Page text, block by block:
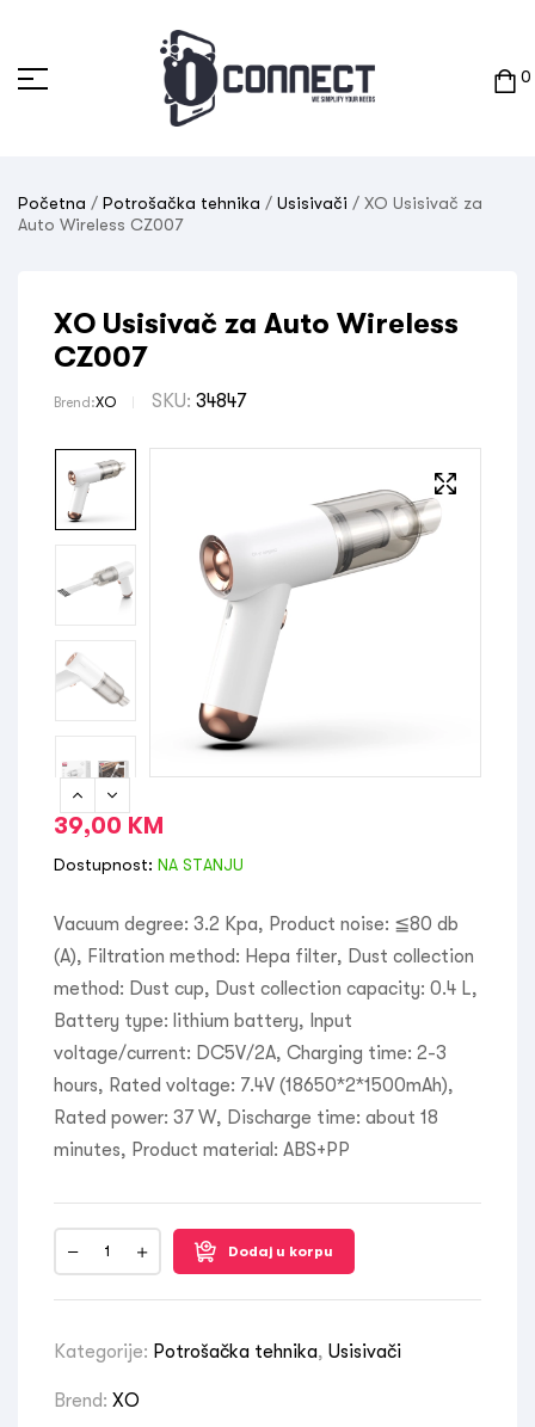
0
Početna / Potrošačka tehnika / Usisivači / XO Usisivač za
Auto Wireless CZ007
XO Usisivač za Auto Wireless
CZ007
Brend:XO SKU: 34847
39,00 KM
Dostupnost: NA STANJU
Vacuum degree: 3.2 Kpa, Product noise: ≦80 db
(A), Filtration method: Hepa filter, Dust collection
method: Dust cup, Dust collection capacity: 0.4 L,
Battery type: lithium battery, Input
voltage/current: DC5V/2A, Charging time: 2-3
hours, Rated voltage: 7.4V (18650*2*1500mAh),
Rated power: 37 W, Discharge time: about 18
minutes, Product material: ABS+PP
Dodaj u korpu
Kategorije: Potrošačka tehnika, Usisivači
Brend: XO